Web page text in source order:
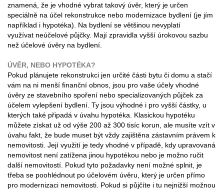
znamená, že je vhodné vybrat takový úvěr, který je určen
speciálně na účel rekonstrukce nebo modernizace bydlení (je jím
například i hypotéka). Na bydlení se většinou nevyplatí
využívat neúčelové půjčky. Mají zpravidla vyšší úrokovou sazbu
než účelové úvěry na bydlení.
ÚVĚR, NEBO HYPOTÉKA?
Pokud plánujete rekonstrukci jen určité části bytu či domu a stačí
vám na ni menší finanční obnos, jsou pro vaše účely vhodné
úvěry ze stavebního spoření nebo specializovaných půjček za
účelem vylepšení bydlení. Ty jsou výhodné i pro vyšší částky, u
kterých také připadá v úvahu hypotéka. Klasickou hypotéku
můžete získat už od výše 200 až 300 tisíc korun, ale musíte vzít v
úvahu fakt, že bude muset být vždy zajištěna zástavním právem k
nemovitosti. Její využití je tedy vhodné v případě, kdy upravovaná
nemovitost není zatížena jinou hypotékou nebo je možno ručit
další nemovitostí. Pokud tyto požadavky není možné splnit, je
třeba se poohlédnout po účelovém úvěru, který je určen přímo
pro modernizaci nemovitosti. Pokud si půjčíte i tu nejnižší možnou